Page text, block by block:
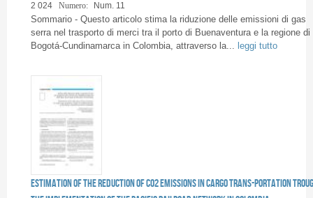
2 024 Numero: Num. 11
Sommario - Questo articolo stima la riduzione delle emissioni di gas
serra nel trasporto di merci tra il porto di Buenaventura e la regione di
Bogotá-Cundinamarca in Colombia, attraverso la... leggi tutto
Estimation of the reduction of CO2 emissions in cargo trans-portation